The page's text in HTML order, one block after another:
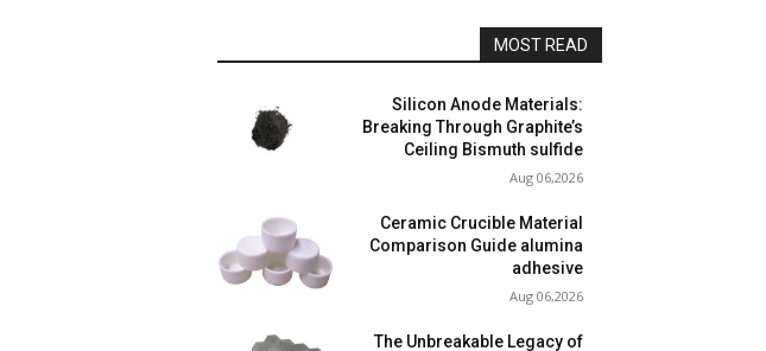
MOST READ
Silicon Anode Materials:
Breaking Through Graphite’s
Ceiling Bismuth sulfide
Aug 06,2026
Ceramic Crucible Material
Comparison Guide alumina
adhesive
Aug 06,2026
The Unbreakable Legacy of